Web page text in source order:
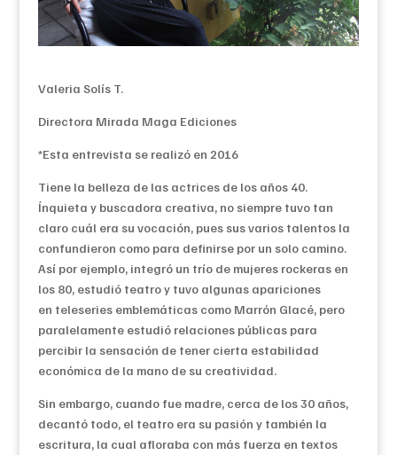
Valeria Solís T.
Directora Mirada Maga Ediciones
*Esta entrevista se realizó en 2016
Tiene la belleza de las actrices de los años 40.
Ínquieta y buscadora creativa, no siempre tuvo tan
claro cuál era su vocación, pues sus varios talentos la
confundieron como para definirse por un solo camino.
Así por ejemplo, integró un trío de mujeres rockeras en
los 80, estudió teatro y tuvo algunas apariciones
en teleseries emblemáticas como Marrón Glacé, pero
paralelamente estudió relaciones públicas para
percibir la sensación de tener cierta estabilidad
económica de la mano de su creatividad.
Sin embargo, cuando fue madre, cerca de los 30 años,
decantó todo, el teatro era su pasión y también la
escritura, la cual afloraba con más fuerza en textos